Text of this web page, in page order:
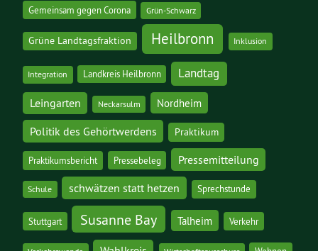
Gemeinsam gegen Corona Grün-Schwarz
Grüne Landtagsfraktion Heilbronn Inklusion
Integration Landkreis Heilbronn Landtag
Leingarten Neckarsulm Nordheim
Politik des Gehörtwerdens Praktikum
Praktikumsbericht Pressebeleg Pressemitteilung
Schule schwätzen statt hetzen Sprechstunde
Stuttgart Susanne Bay Talheim Verkehr